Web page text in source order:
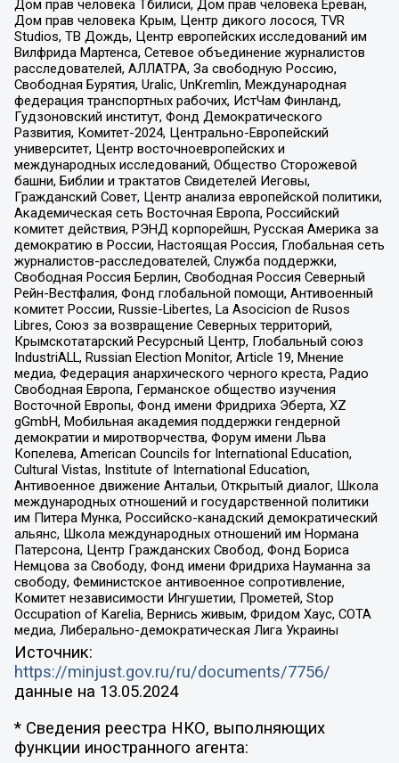
Дом прав человека Тбилиси, Дом прав человека Ереван,
Дом прав человека Крым, Центр дикого лосося, TVR
Studios, ТВ Дождь, Центр европейских исследований им
Вилфрида Мартенса, Сетевое объединение журналистов
расследователей, АЛЛАТРА, За свободную Россию,
Свободная Бурятия, Uralic, UnKremlin, Международная
федерация транспортных рабочих, ИстЧам Финланд,
Гудзоновский институт, Фонд Демократического
Развития, Комитет-2024, Центрально-Европейский
университет, Центр восточноевропейских и
международных исследований, Общество Сторожевой
башни, Библии и трактатов Свидетелей Иеговы,
Гражданский Совет, Центр анализа европейской политики,
Академическая сеть Восточная Европа, Российский
комитет действия, РЭНД корпорейшн, Русская Америка за
демократию в России, Настоящая Россия, Глобальная сеть
журналистов-расследователей, Служба поддержки,
Свободная Россия Берлин, Свободная Россия Северный
Рейн-Вестфалия, Фонд глобальной помощи, Антивоенный
комитет России, Russie-Libertes, La Asocicion de Rusos
Libres, Союз за возвращение Северных территорий,
Крымскотатарский Ресурсный Центр, Глобальный союз
IndustriALL, Russian Election Monitor, Article 19, Мнение
медиа, Федерация анархического черного креста, Радио
Свободная Европа, Германское общество изучения
Восточной Европы, Фонд имени Фридриха Эберта, XZ
gGmbH, Мобильная академия поддержки гендерной
демократии и миротворчества, Форум имени Льва
Копелева, American Councils for International Education,
Cultural Vistas, Institute of International Education,
Антивоенное движение Антальи, Открытый диалог, Школа
международных отношений и государственной политики
им Питера Мунка, Российско-канадский демократический
альянс, Школа международных отношений им Нормана
Патерсона, Центр Гражданских Свобод, Фонд Бориса
Немцова за Свободу, Фонд имени Фридриха Науманна за
свободу, Феминистское антивоенное сопротивление,
Комитет независимости Ингушетии, Прометей, Stop
Occupation of Karelia, Вернись живым, Фридом Хаус, СОТА
медиа, Либерально-демократическая Лига Украины
Источник:
https://minjust.gov.ru/ru/documents/7756/
данные на 13.05.2024
* Сведения реестра НКО, выполняющих
функции иностранного агента: